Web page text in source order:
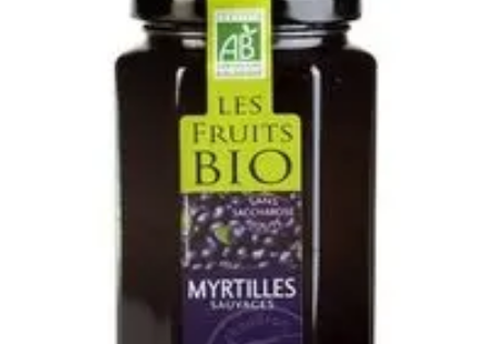
Destination Parfaite
Conseils de voyageConseils pratiques Planification de
DécouverteVoyage Urbain
Destination Parfaite